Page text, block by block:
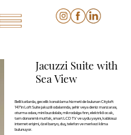
Jacuzzi Suite with
Sea View
Belli katlarda, gecelik konaklama hizmeti de bulunan Cityloft
147’in Loft Suite jakuzili odalarında, şehir veya deniz manzarası,
oturma odası, mini buzdolabı, mikrodalga fırın, elektrikli ocak,
tam donanımlı mutfak, smart LCD TV ve uydu yayını, kablosuz
internet erişimi, özel banyo, duş, telefon ve merkezi klima
bulunuyor.